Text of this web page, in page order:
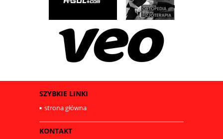
SZYBKIE LINKI
strona główna
KONTAKT